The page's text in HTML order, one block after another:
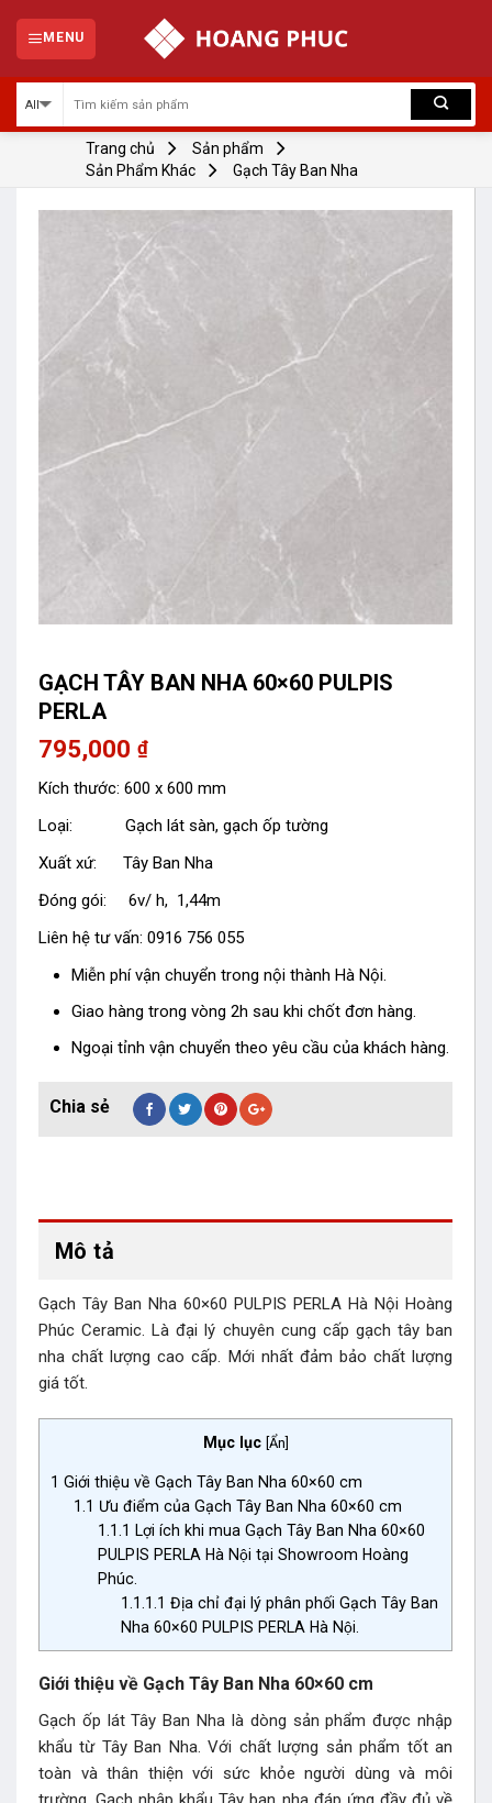
content
MENU
Trang chủ
Sản phẩm
Sản Phẩm Khác
Gạch Tây Ban Nha
GẠCH TÂY BAN NHA 60×60 PULPIS
PERLA
795,000 ₫
Kích thước: 600 x 600 mm
Loại: Gạch lát sàn, gạch ốp tường
Xuất xứ: Tây Ban Nha
Đóng gói: 6v/ h, 1,44m
Liên hệ tư vấn: 0916 756 055
Miễn phí vận chuyển trong nội thành Hà Nội.
Giao hàng trong vòng 2h sau khi chốt đơn hàng.
Ngoại tỉnh vận chuyển theo yêu cầu của khách hàng.
Mô tả
Gạch Tây Ban Nha 60×60 PULPIS PERLA Hà Nội Hoàng
Phúc Ceramic. Là đại lý chuyên cung cấp gạch tây ban
nha chất lượng cao cấp. Mới nhất đảm bảo chất lượng
giá tốt.
Mục lục [Ẩn]
1 Giới thiệu về Gạch Tây Ban Nha 60×60 cm
1.1 Ưu điểm của Gạch Tây Ban Nha 60×60 cm
1.1.1 Lợi ích khi mua Gạch Tây Ban Nha 60×60
PULPIS PERLA Hà Nội tại Showroom Hoàng
Phúc.
1.1.1.1 Địa chỉ đại lý phân phối Gạch Tây Ban
Nha 60×60 PULPIS PERLA Hà Nội.
Giới thiệu về Gạch Tây Ban Nha 60×60 cm
Gạch ốp lát Tây Ban Nha là dòng sản phẩm được nhập
khẩu từ Tây Ban Nha. Với chất lượng sản phẩm tốt an
toàn và thân thiện với sức khỏe người dùng và môi